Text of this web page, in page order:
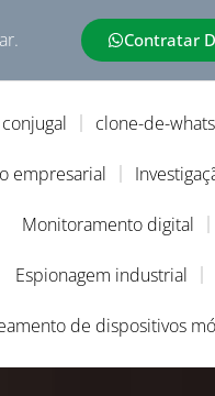
Contratar
clone-de-
empresarial
Monitoramento digital
Espionagem industrial
de dispositivos